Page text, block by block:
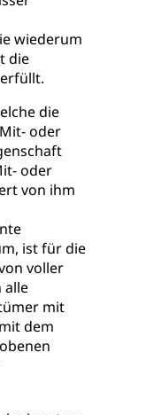
wiederum
die
die
oder
oder
von ihm
ist für die
voller
alle
mit
dem